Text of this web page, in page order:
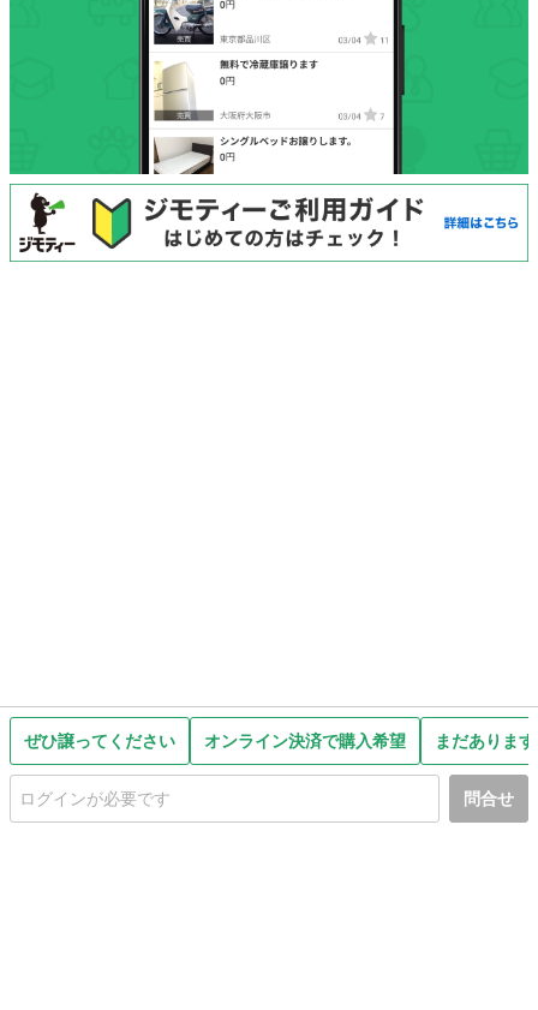
ぜひ譲ってください オンライン決済で購入希望 まだありま
問合せ